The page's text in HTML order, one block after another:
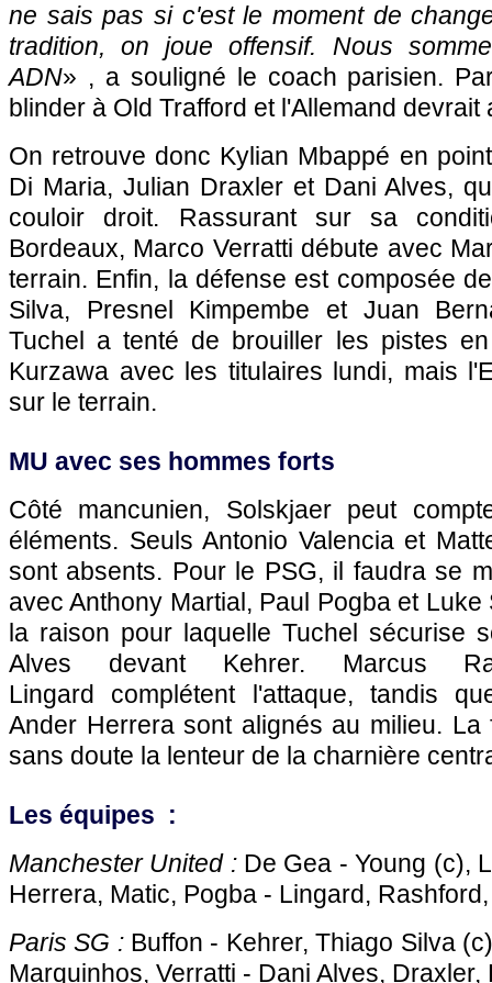
ne sais pas si c'est le moment de
tradition, on joue offensif. Nous
ADN» , a souligné le coach parisien.
blinder à Old Trafford et l'Allemand devrait
On retrouve donc Kylian Mbappé en
Di Maria, Julian Draxler et Dani Alves,
couloir droit. Rassurant sur sa
Bordeaux, Marco Verratti débute avec
terrain. Enfin, la défense est composée
Silva, Presnel Kimpembe et Juan
Tuchel a tenté de brouiller les pistes
Kurzawa avec les titulaires lundi, mais
sur le terrain.
MU avec ses hommes forts
Côté mancunien, Solskjaer peut
éléments. Seuls Antonio Valencia et
sont absents. Pour le PSG, il faudra se
avec Anthony Martial, Paul Pogba et
la raison pour laquelle Tuchel sécurise
Alves devant Kehrer. Marcus
Lingard complétent l'attaque, tandis
Ander Herrera sont alignés au milieu.
sans doute la lenteur de la charnière
Les équipes :
Manchester United : De Gea - Young (c),
Herrera, Matic, Pogba - Lingard,
Paris SG :Buffon - Kehrer, Thiago Silva
Marquinhos, Verratti - Dani Alves, Draxler,